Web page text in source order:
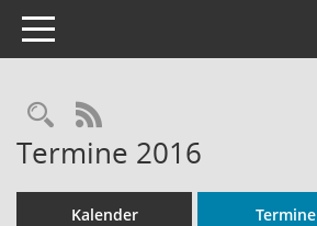
Toggle navigation
Rechercheauswahl
RSS-Feed
Termine 2016
Kalender Termine